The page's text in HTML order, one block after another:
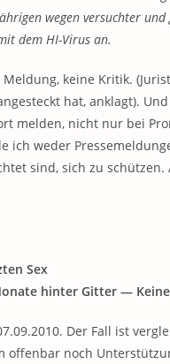
wegen versuchter
dem HI-Virus an.
keine Kritik.
hat, anklagt).
melden, nicht nur bei
ich weder
sind, sich zu
Sex
hinter Gitter —
Der Fall ist
offenbar noch